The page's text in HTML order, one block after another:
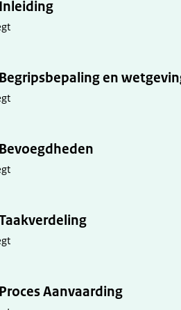
en
Aanvaarding